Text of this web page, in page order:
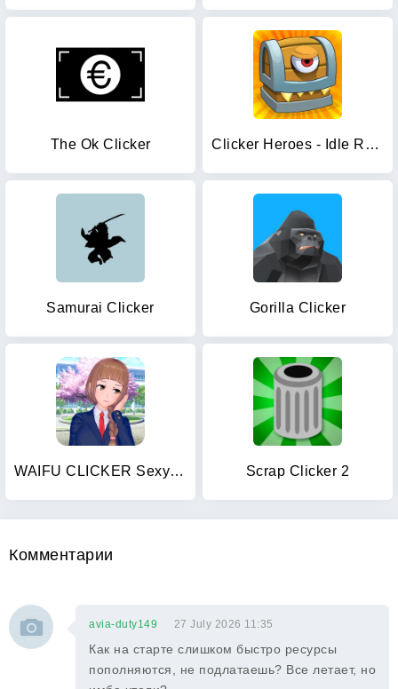
The Ok Clicker Clicker Heroes - Idle RPG
Samurai Clicker Gorilla Clicker
WAIFU CLICKER Sexy Anime Girls Scrap Clicker 2
Комментарии
avia-duty149 27 July 2026 11:35
Как на старте слишком быстро ресурсы
пополняются, не подлатаешь? Все летает, но